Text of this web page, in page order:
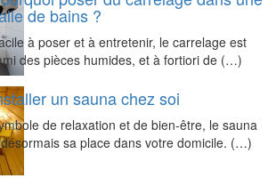
de bains ?
à poser et à entretenir, le carrelage est
des pièces humides, et à fortiori de (…)
un sauna chez soi
de relaxation et de bien-être, le sauna
sa place dans votre domicile. (…)